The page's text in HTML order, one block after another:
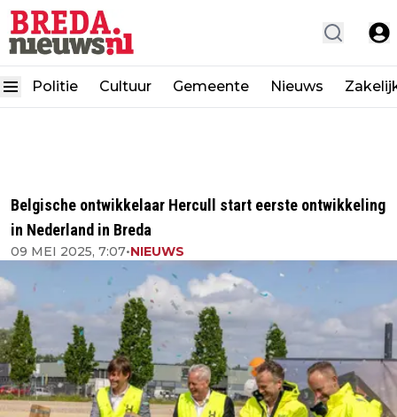
Politie Cultuur Gemeente Nieuws
Belgische ontwikkelaar Hercull start eerste ontwikkeling
in Nederland in Breda
09 MEI 2025, 7:07•NIEUWS